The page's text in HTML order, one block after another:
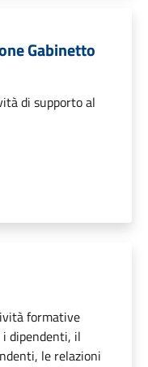
Gabinetto
di supporto al
formative
dipendenti, il
le relazioni